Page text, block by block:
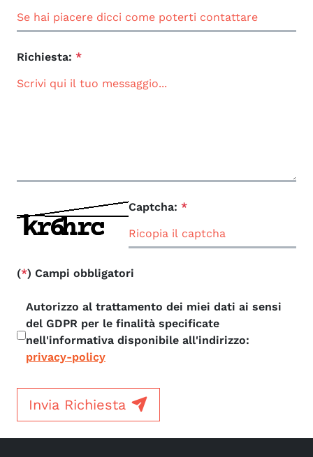
Richiesta: *
Captcha: *
(*) Campi obbligatori
Autorizzo al trattamento dei miei dati ai sensi
del GDPR per le finalità specificate
nell'informativa disponibile all'indirizzo:
privacy-policy
Invia Richiesta